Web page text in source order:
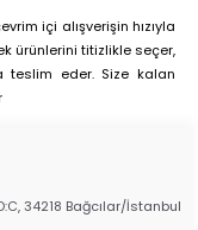
içi alışverişin hızıyla
ürünlerini titizlikle seçer,
teslim eder. Size kalan
34218 Bağcılar/İstanbul